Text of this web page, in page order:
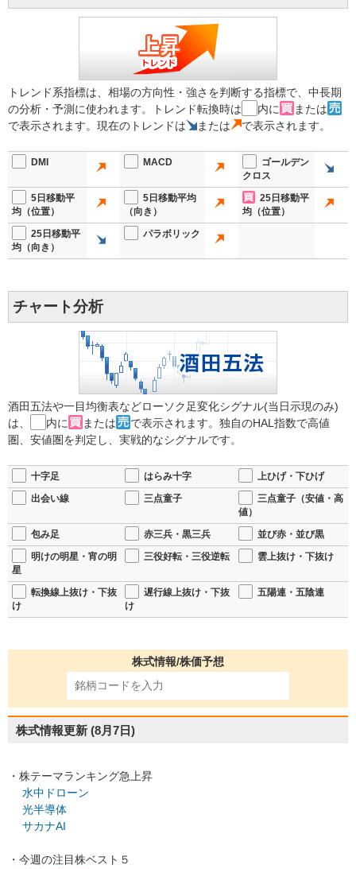
トレンド系指標は、相場の方向性・強さを判断する指標で、中長期
の分析・予測に使われます。トレンド転換時は
内に
または
で表示されます。現在のトレンドは
または で表示されます。
DMI MACD
ゴールデン
クロス
5日移動平
均（位置）
5日移動平均
（向き）
25日移動平
均（位置）
25日移動平
均（向き）
パラボリック
チャート分析
酒田五法や一目均衡表などローソク足変化シグナル(当日示現のみ)
は、
内に または
で表示されます。独自のHAL指数で高値
圏、安値圏を判定し、実戦的なシグナルです。
十字足 はらみ十字
上ひげ・下ひげ
出会い線
三点童子
三点童子（安値・高
値）
包み足
赤三兵・黒三兵
並び赤・並び黒
明けの明星・宵の明
星
三役好転・三役逆転 雲上抜け・下抜け
転換線上抜け・下抜
け
遅行線上抜け・下抜
け
五陽連・五陰連
株式情報/株価予想
株式情報更新 (8月7日)
・株テーマランキング急上昇
水中ドローン
光半導体
サカナAI
・今週の注目株ベスト５